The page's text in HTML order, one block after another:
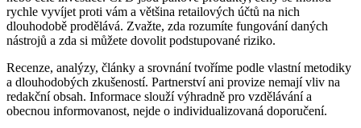
rychle vyvíjet proti vám a většina retailových účtů na nich
dlouhodobě prodělává. Zvažte, zda rozumíte fungování daných
nástrojů a zda si můžete dovolit podstupované riziko.
Recenze, analýzy, články a srovnání tvoříme podle vlastní metodiky
a dlouhodobých zkušeností. Partnerství ani provize nemají vliv na
redakční obsah. Informace slouží výhradně pro vzdělávání a
obecnou informovanost, nejde o individualizovaná doporučení.